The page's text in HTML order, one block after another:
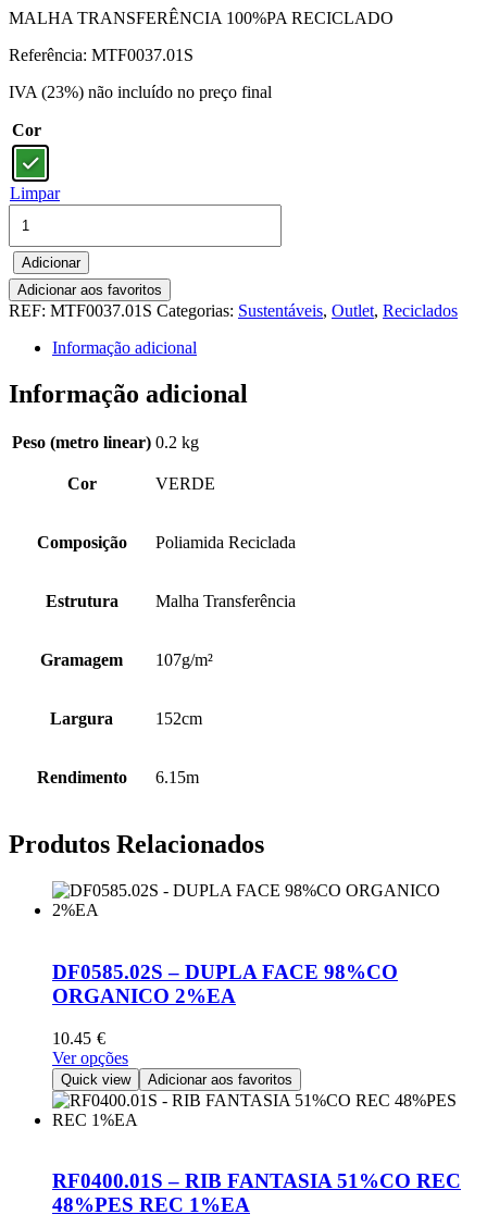
MALHA TRANSFERÊNCIA 100%PA RECICLADO
Referência: MTF0037.01S
IVA (23%) não incluído no preço final
Cor
Limpar
de
MTF0037.01S
MALHA
TRANSFERÊNCIA
RECICLADO
Adicionar
Adicionar aos favoritos
REF: MTF0037.01S Categorias: Sustentáveis, Outlet, Reciclados
Informação adicional
Informação adicional
Peso (metro linear) 0.2 kg
Cor VERDE
Composição Poliamida Reciclada
Estrutura Malha Transferência
Gramagem 107g/m²
Largura 152cm
Rendimento 6.15m
Produtos Relacionados
DF0585.02S – DUPLA FACE 98%CO
ORGANICO 2%EA
10.45 €
Ver opçõesThis
product
has
multiple
options
may
be
Quick view Adicionar aos favoritos
RF0400.01S – RIB FANTASIA 51%CO REC
48%PES REC 1%EA